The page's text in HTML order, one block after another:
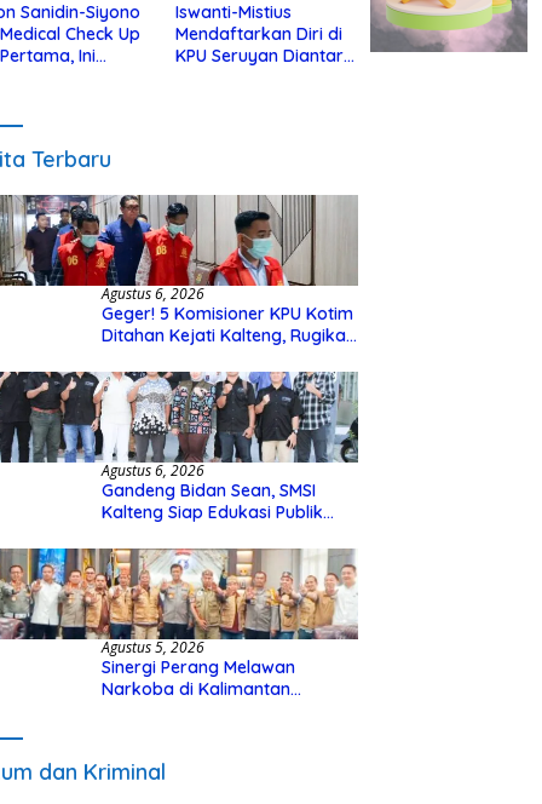
Sanidin-Siyono
Check Up
Ini
Iswanti-Mistius
Mendaftarkan Diri di
KPU Seruyan Diantar
Terbaru
Agustus 6, 2026
Geger! 5 Komisioner KPU Kotim
Ditahan Kejati Kalteng, Rugikan
Hibah Rp40 Miliar
Agustus 6, 2026
Gandeng Bidan Sean, SMSI
Kalteng Siap Edukasi Publik
Agustus 5, 2026
Sinergi Perang Melawan
Narkoba di Kalimantan
dan Kriminal